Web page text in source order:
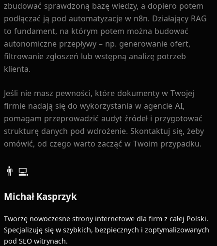
zbudować sprawdzoną bazę wiedzy, a dopiero potem
podłączać ją pod automatyzacje w n8n. Działający RAG
to fundament, na którym potem można budować
autonomiczne przepływy – np. generowanie ofert,
filtrowanie zgłoszeń lub wstępną analizę potrzeb
klienta.
Jeśli nie masz pewności, które dokumenty w Twojej
firmie nadają się do wykorzystania w agencie AI,
pomagam przeprowadzić audyt źródeł i przygotować
strukturę danych pod wdrożenie. Skontaktuj się, żeby
omówić, od czego warto zacząć w Twoim przypadku.
👨‍💻
Michał Kasprzyk
Tworzę nowoczesne strony internetowe dla firm z całej Polski.
Specjalizuję się w szybkich, bezpiecznych i zoptymalizowanych
pod SEO witrynach.